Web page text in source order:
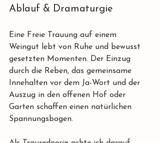
Ablauf & Dramaturgie
Eine Freie Trauung auf einem
Weingut lebt von Ruhe und bewusst
gesetzten Momenten. Der Einzug
durch die Reben, das gemeinsame
Innehalten vor dem Ja-Wort und der
Auszug in den offenen Hof oder
Garten schaffen einen natürlichen
Spannungsbogen.